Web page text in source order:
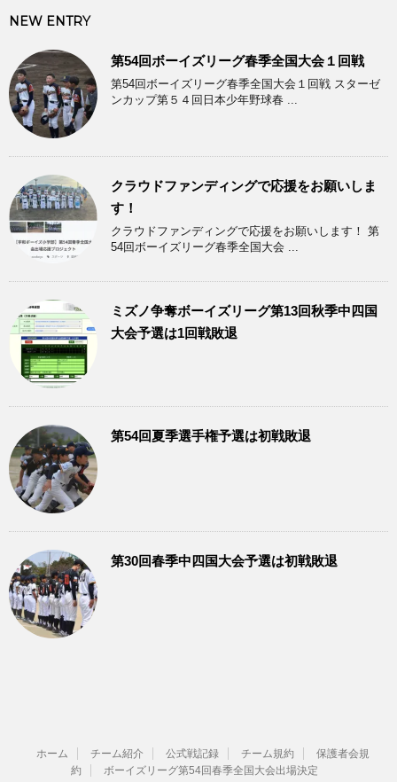
NEW ENTRY
第54回ボーイズリーグ春季全国大会１回戦
第54回ボーイズリーグ春季全国大会１回戦 スターゼ
ンカップ第５４回日本少年野球春 ...
クラウドファンディングで応援をお願いしま
す！
クラウドファンディングで応援をお願いします！ 第
54回ボーイズリーグ春季全国大会 ...
ミズノ争奪ボーイズリーグ第13回秋季中四国
大会予選は1回戦敗退
第54回夏季選手権予選は初戦敗退
第30回春季中四国大会予選は初戦敗退
ホーム チーム紹介 公式戦記録 チーム規約
保護者会規
約
ボーイズリーグ第54回春季全国大会出場決定